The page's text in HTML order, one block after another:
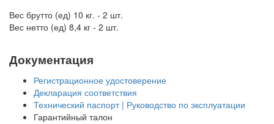
Вес брутто (ед) 10 кг. - 2 шт.
Вес нетто (ед) 8,4 кг - 2 шт.
Документация
Регистрационное удостоверение
Декларация соответствия
Технический паспорт | Руководство по эксплуатации
Гарантийный талон